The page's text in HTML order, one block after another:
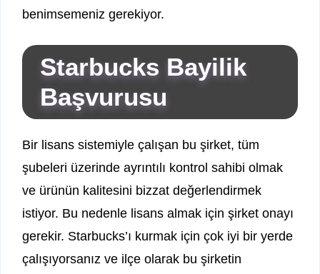
benimsemeniz gerekiyor.
Starbucks Bayilik
Başvurusu
Bir lisans sistemiyle çalışan bu şirket, tüm
şubeleri üzerinde ayrıntılı kontrol sahibi olmak
ve ürünün kalitesini bizzat değerlendirmek
istiyor. Bu nedenle lisans almak için şirket onayı
gerekir. Starbucks’ı kurmak için çok iyi bir yerde
çalışıyorsanız ve ilçe olarak bu şirketin